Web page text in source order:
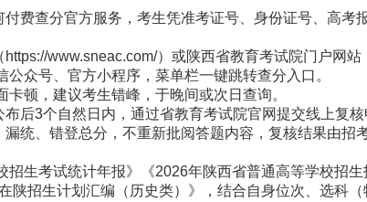
查分官方服务，考生凭准考证号、身份证号、高考
www.sneac.com/）或陕西省教育考试院门户网站
公众号、官方小程序，菜单栏一键跳转查分入口。
，建议考生错峰，于晚间或次日查询。
3个自然日内，通过省教育考试院官网提交线上复核
统、错登总分，不重新批阅答题内容，复核结果由招
考试统计年报》《2026年陕西省普通高等学校招生
招生计划汇编（历史类）》，结合自身位次、选科（